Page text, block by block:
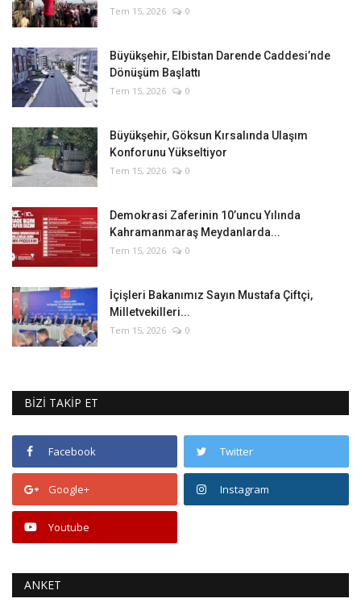
Tem 15, 2026 0
Büyükşehir, Elbistan Darende Caddesi’nde
Dönüşüm Başlattı
Tem 15, 2026 0
Büyükşehir, Göksun Kırsalında Ulaşım
Konforunu Yükseltiyor
Tem 15, 2026 0
Demokrasi Zaferinin 10’uncu Yılında
Kahramanmaraş Meydanlarda...
Tem 15, 2026 0
İçişleri Bakanımız Sayın Mustafa Çiftçi,
Milletvekilleri...
Tem 15, 2026 0
BİZİ TAKİP ET
Facebook Twitter
Google+ Instagram
Youtube
ANKET